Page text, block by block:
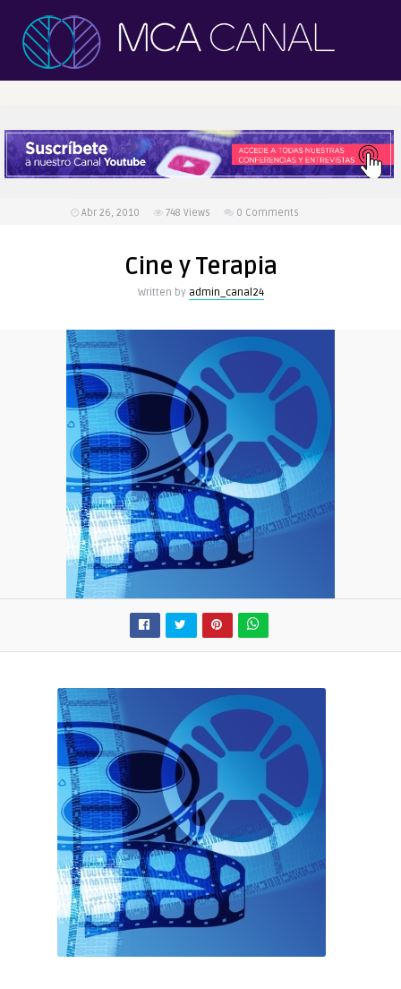
Abr 26, 2010 748 Views 0 Comments
Cine y Terapia
Written by admin_canal24